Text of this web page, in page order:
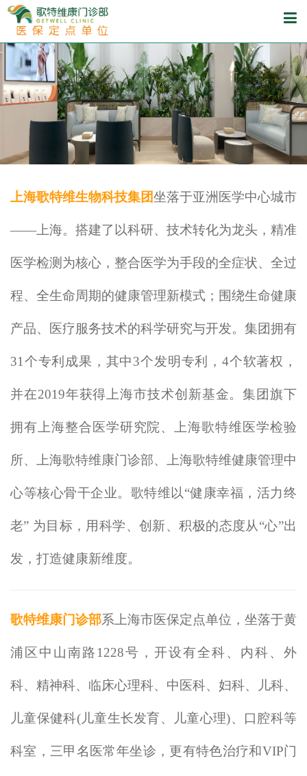
上海歌特维生物科技集团坐落于亚洲医学中心城市
——上海。搭建了以科研、技术转化为龙头，精准
医学检测为核心，整合医学为手段的全症状、全过
程、全生命周期的健康管理新模式；围绕生命健康
产品、医疗服务技术的科学研究与开发。集团拥有
31个专利成果，其中3个发明专利，4个软著权，
并在2019年获得上海市技术创新基金。集团旗下
拥有上海整合医学研究院、上海歌特维医学检验
所、上海歌特维康门诊部、上海歌特维健康管理中
心等核心骨干企业。歌特维以“健康幸福，活力终
老” 为目标，用科学、创新、积极的态度从“心”出
发，打造健康新维度。
歌特维康门诊部系上海市医保定点单位，坐落于黄
浦区中山南路1228号，开设有全科、内科、外
科、精神科、临床心理科、中医科、妇科、儿科、
儿童保健科(儿童生长发育、儿童心理)、口腔科等
科室，三甲名医常年坐诊，更有特色治疗和VIP门